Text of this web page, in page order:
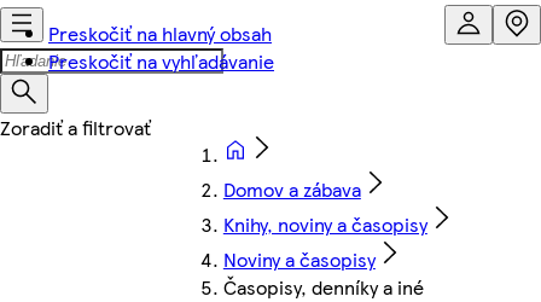
Preskočiť na hlavný obsah
Preskočiť na vyhľadávanie
Domov a zábava
Knihy, noviny a časopisy
Noviny a časopisy
Časopisy, denníky a iné